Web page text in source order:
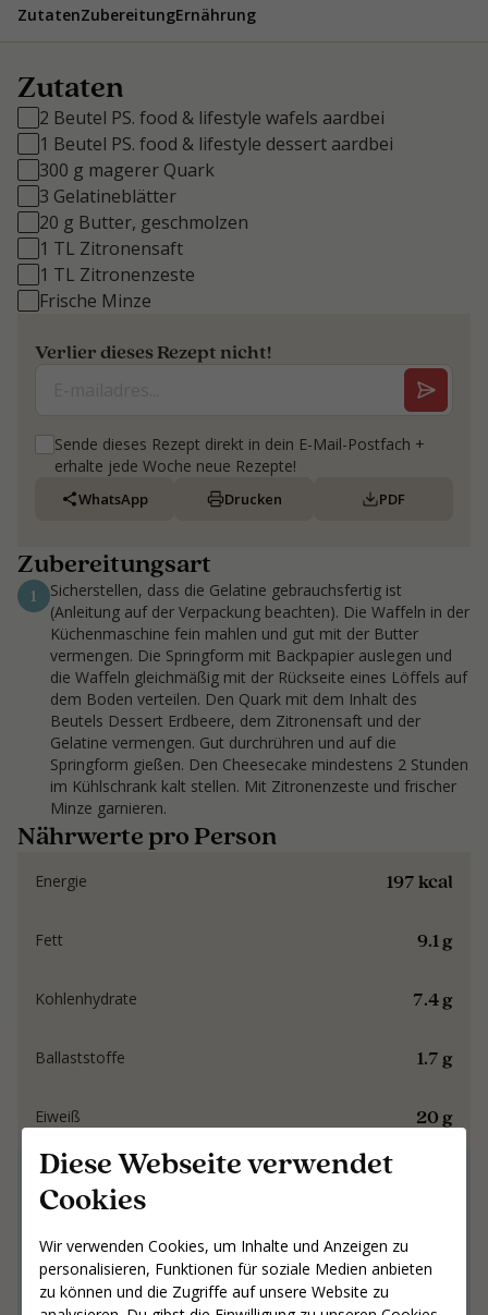
Diese Webseite verwendet
Cookies
Wir verwenden Cookies, um Inhalte und Anzeigen zu
personalisieren, Funktionen für soziale Medien anbieten
zu können und die Zugriffe auf unsere Website zu
ZutatenZubereitungErnährung
Zutaten
2 Beutel PS. food & lifestyle wafels aardbei
1 Beutel PS. food & lifestyle dessert aardbei
300 g magerer Quark
3 Gelatineblätter
20 g Butter, geschmolzen
1 TL Zitronensaft
1 TL Zitronenzeste
Frische Minze
Verlier dieses Rezept nicht!
Sende dieses Rezept direkt in dein E-Mail-Postfach +
erhalte jede Woche neue Rezepte!
WhatsApp Drucken PDF
Zubereitungsart
1
Sicherstellen, dass die Gelatine gebrauchsfertig ist
(Anleitung auf der Verpackung beachten). Die Waffeln in der
Küchenmaschine fein mahlen und gut mit der Butter
vermengen. Die Springform mit Backpapier auslegen und
die Waffeln gleichmäßig mit der Rückseite eines Löffels auf
dem Boden verteilen. Den Quark mit dem Inhalt des
Beutels Dessert Erdbeere, dem Zitronensaft und der
Gelatine vermengen. Gut durchrühren und auf die
Springform gießen. Den Cheesecake mindestens 2 Stunden
im Kühlschrank kalt stellen. Mit Zitronenzeste und frischer
Minze garnieren.
Nährwerte pro Person
197 kcal
Energie
9.1 g
Fett
7.4 g
Kohlenhydrate
1.7 g
Ballaststoffe
20 g
Eiweiß
Gemeinsam an
Ergebnissen arbeiten,
die bleiben
Gemeinsam an Ergebnissen arbeiten,